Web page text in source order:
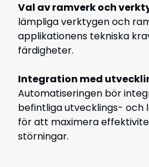
Val av ramverk och
lämpliga verktygen och
applikationens tekniska
färdigheter.
Integration med
Automatiseringen bör
befintliga utvecklings- och
för att maximera
störningar.